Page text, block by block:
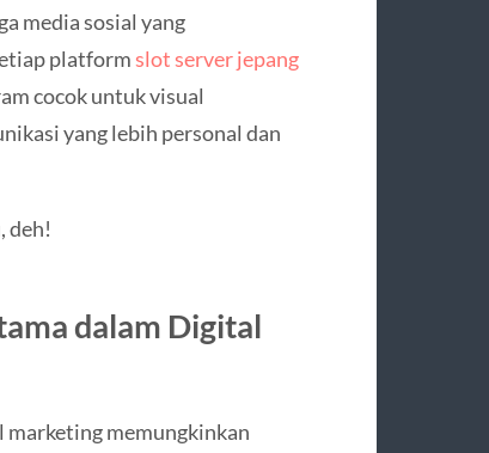
media sosial yang
platformslot server jepang
cocok untuk visual
yang lebih personal dan
deh!
dalam Digital
marketing memungkinkan